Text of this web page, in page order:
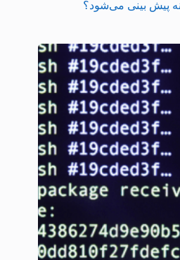
پیش بینی می‌شود؟